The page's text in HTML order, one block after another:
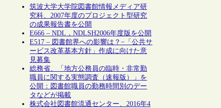
筑波大学大学院図書館情報メディア研
究科、2007年度のプロジェクト型研究
の成果報告書を公開
E666 – NDL，NDLSH2006年度版を公開
E517 – 図書館界への影響は？−「公共サ
ービス改革基本方針」作成に向けた意
見募集
総務省、「地方公務員の臨時・非常勤
職員に関する実態調査（速報版）」を
公開：図書館職員の勤務時間別のデー
タなどが掲載
株式会社図書館流通センター、2016年4